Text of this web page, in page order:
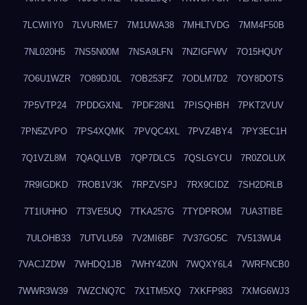
7LCWIIY0 7LVURME7 7M1UWA38 7MHLTVDG 7MM4F50B
7NL020H5 7NS5N00M 7NSA9LFN 7NZIGFWV 7O15HQUY
7O6U1WZR 7O89DJ0L 7OB253FZ 7ODLM7D2 7OY8DOTS
7P5VTP24 7PDDGXNL 7PDF28N1 7PISQHBH 7PKT2VUV
7PN5ZVPO 7PS4XQMK 7PVQC4XL 7PVZ4BY4 7PY3EC1H
7Q1VZL8M 7QAQLLVB 7QP7DLC5 7QSLGYCU 7R0ZOLUX
7R9IGDKD 7ROB1V3K 7RPZVSPJ 7RX9CIDZ 7SH2DRLB
7T1IUHHO 7T3VE5UQ 7TKA257G 7TYDPROM 7UA3TIBE
7ULOHB33 7UTVLU59 7V2MI6BF 7V37GO5C 7V513WU4
7VACJZDW 7WHDQ1JB 7WHY4Z0N 7WQXY6L4 7WRFNCB0
7WWR3W39 7WZCNQ7C 7X1TM5XQ 7XKFP983 7XMG6WJ3